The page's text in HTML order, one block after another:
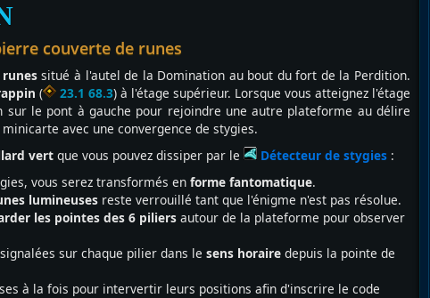
couverte de runes
situé à l'autel de la Domination au bout du fort de la Perdition.
( 23.1 68.3) à l'étage supérieur. Lorsque vous atteignez l'étage
sur le pont à gauche pour rejoindre une autre plateforme au délire
avec une convergence de stygies.
vert que vous pouvez dissiper par le Détecteur de stygies :
vous serez transformés en forme fantomatique.
lumineuses reste verrouillé tant que l'énigme n'est pas résolue.
les pointes des 6 piliers autour de la plateforme pour observer
sur chaque pilier dans le sens horaire depuis la pointe de
à la fois pour intervertir leurs positions afin d'inscrire le code